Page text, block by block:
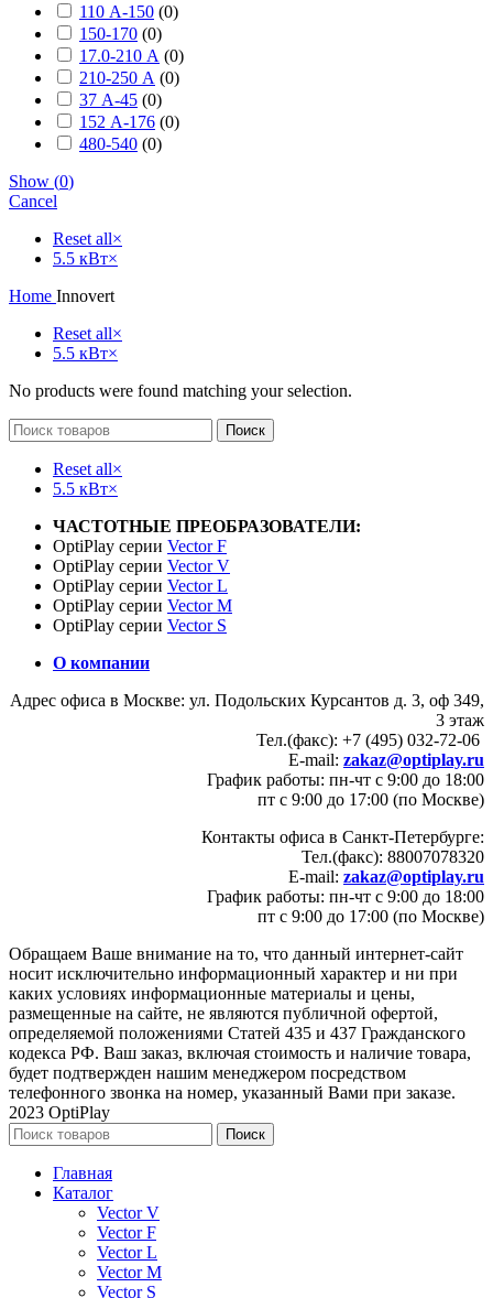
110 А-150 (0)
150-170 (0)
17.0-210 А (0)
210-250 А (0)
37 А-45 (0)
152 А-176 (0)
480-540 (0)
Show (0)
Cancel
Reset all×
5.5 кВт×
Home Innovert
Reset all×
5.5 кВт×
No products were found matching your selection.
Поиск
Reset all×
5.5 кВт×
ЧАСТОТНЫЕ ПРЕОБРАЗОВАТЕЛИ:
OptiPlay серии Vector F
OptiPlay серии Vector V
OptiPlay серии Vector L
OptiPlay серии Vector M
OptiPlay серии Vector S
О компании
Адрес офиса в Москве: ул. Подольских Курсантов д. 3, оф 349,
3 этаж
Тел.(факс): +7 (495) 032-72-06
E-mail: zakaz@optiplay.ru
График работы: пн-чт с 9:00 до 18:00
пт с 9:00 до 17:00 (по Москве)
Контакты офиса в Санкт-Петербурге:
Тел.(факс): 88007078320
E-mail: zakaz@optiplay.ru
График работы: пн-чт с 9:00 до 18:00
пт с 9:00 до 17:00 (по Москве)
Обращаем Ваше внимание на то, что данный интернет-сайт
носит исключительно информационный характер и ни при
каких условиях информационные материалы и цены,
размещенные на сайте, не являются публичной офертой,
определяемой положениями Статей 435 и 437 Гражданского
кодекса РФ. Ваш заказ, включая стоимость и наличие товара,
будет подтвержден нашим менеджером посредством
телефонного звонка на номер, указанный Вами при заказе.
2023 OptiPlay
Поиск
Главная
Каталог
Vector V
Vector F
Vector L
Vector M
Vector S